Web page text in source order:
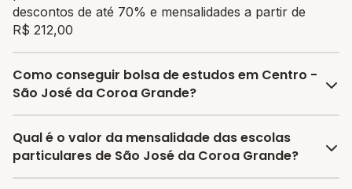
descontos de até 70% e mensalidades a partir de
R$ 212,00
Como conseguir bolsa de estudos em Centro -
São José da Coroa Grande?
O programa de bolsa do Melhor Escola disponibiliza
vagas com até 80% de desconto nas mensalidades.
Qual é o valor da mensalidade das escolas
particulares de São José da Coroa Grande?